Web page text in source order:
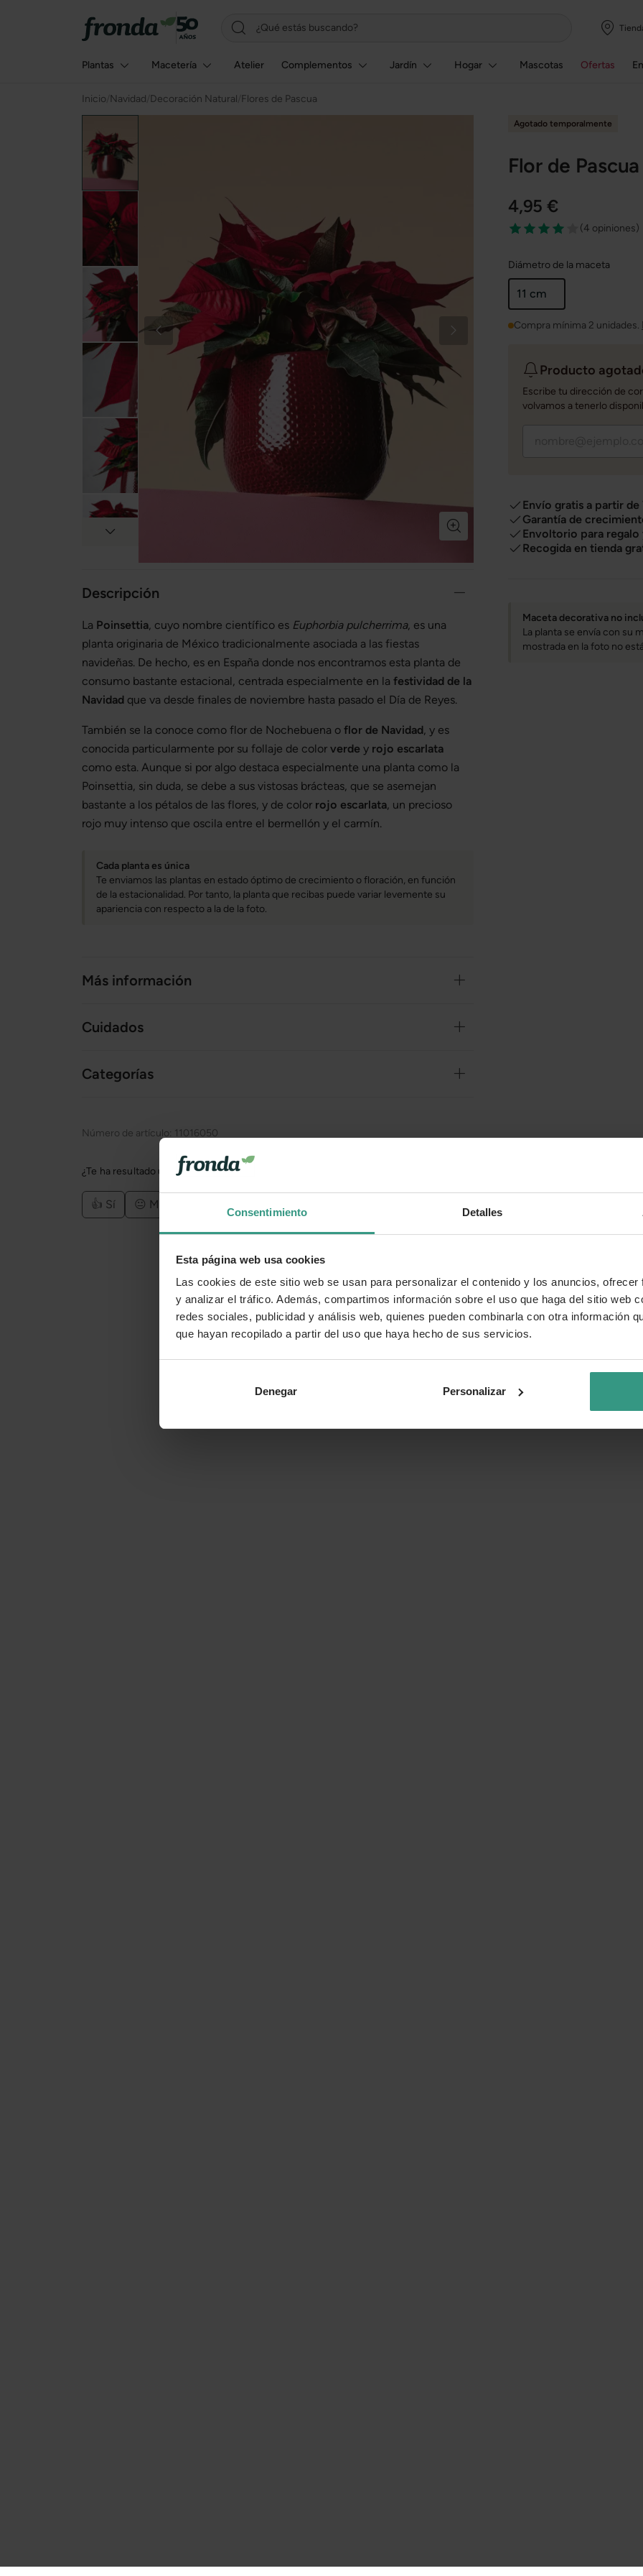
Consentimiento Detalles
Esta página web usa cookies
Las cookies de este sitio web se usan para personalizar el contenido y los anuncios,
y analizar el tráfico. Además, compartimos información sobre el uso que haga del sitio web
redes sociales, publicidad y análisis web, quienes pueden combinarla con otra información
que hayan recopilado a partir del uso que haya hecho de sus servicios.
Denegar Personalizar
Plantas Macetería Atelier Complementos Jardín Hogar Mascotas Ofertas
Inicio Navidad Decoración Natural Flores de Pascua
Agotado temporalmente
Flor de
4,95 €
(4 opiniones)
Diámetro de la maceta
11 cm
Compra mínima 2 unidades.
Producto
Escribe tu dirección de
volvamos a tenerlo
Envío gratis a partir
Garantía de
Envoltorio para
Recogida en tienda
Maceta decorativa no
La planta se envía con su
mostrada en la foto no
Descripción
La Poinsettia, cuyo nombre científico es Euphorbia pulcherrima, es una
planta originaria de México tradicionalmente asociada a las fiestas
navideñas. De hecho, es en España donde nos encontramos esta planta de
consumo bastante estacional, centrada especialmente en la festividad de la
Navidad que va desde finales de noviembre hasta pasado el Día de Reyes.
También se la conoce como flor de Nochebuena o flor de Navidad, y es
conocida particularmente por su follaje de color verde y rojo escarlata
como esta. Aunque si por algo destaca especialmente una planta como la
Poinsettia, sin duda, se debe a sus vistosas brácteas, que se asemejan
bastante a los pétalos de las flores, y de color rojo escarlata, un precioso
rojo muy intenso que oscila entre el bermellón y el carmín.
Cada planta es única
Te enviamos las plantas en estado óptimo de crecimiento o floración, en función
de la estacionalidad. Por tanto, la planta que recibas puede variar levemente su
apariencia con respecto a la de la foto.
Más información
Cuidados
Categorías
Número de artículo: 11016050
¿Te ha resultado útil la información de este producto?
👍 Sí 😐 Más o menos